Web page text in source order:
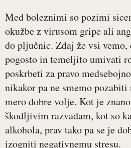
Med boleznimi so pozimi
okužbe z virusom gripe ali
do pljučnic. Zdaj že vsi vemo,
pogosto in temeljito umivati
poskrbeti za pravo
nikakor pa ne smemo
mero dobre volje. Kot je
škodljivim razvadam, kot so
alkohola, prav tako pa se je
izogniti negativnemu stresu.